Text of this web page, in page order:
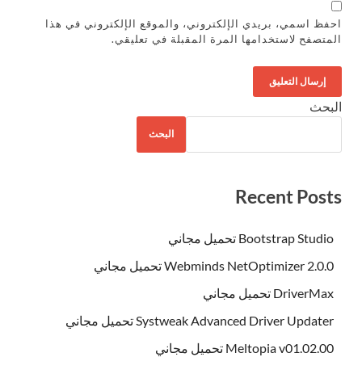
احفظ اسمي، بريدي الإلكتروني، والموقع الإلكتروني في هذا
المتصفح لاستخدامها المرة المقبلة في تعليقي.
البحث
البحث
Recent Posts
Bootstrap Studio تحميل مجاني
Webminds NetOptimizer 2.0.0 تحميل مجاني
DriverMax تحميل مجاني
Systweak Advanced Driver Updater تحميل مجاني
Meltopia v01.02.00 تحميل مجاني